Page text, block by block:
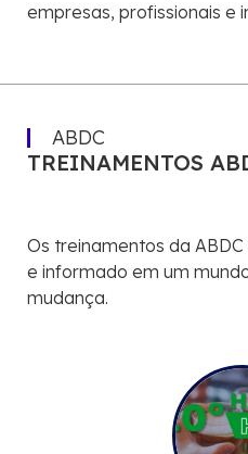
empresas, profissionais e
ABDC
TREINAMENTOS
Os treinamentos da
e informado em um
mudança.